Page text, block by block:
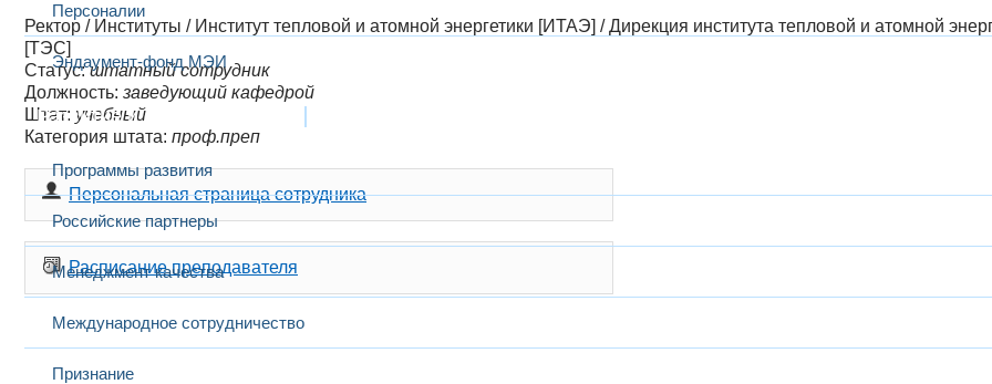
Персоналии
Эндаумент-фонд МЭИ
Развитие и сотрудничество
Программы развития
Российские партнеры
Менеджмент качества
Международное сотрудничество
Признание
Ректор / Институты / Институт тепловой и атомной энергетики [ИТАЭ] /Дирекция института тепловой и атомной
[ТЭС]
Статус:штатный сотрудник
Должность: заведующий кафедрой
Штат: учебный
Категория штата: проф.преп
Персональная страница сотрудника
Расписание преподавателя